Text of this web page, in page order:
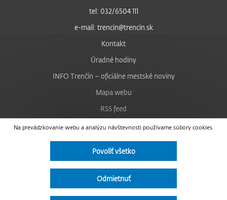
Na prevádzkovanie webu a analýzu návštevnosti používame súbory cookies.
Povoliť všetko
Odmietnuť
tel: 032/6504 111
e-mail: trencin@trencin.sk
Kontakt
Úradné hodiny
INFO Trenčín – oficiálne mestské noviny
Mapa webu
RSS feed
Nastavenie cookies
Facebook
Instagram
Vyhlásenie o prístupnosti